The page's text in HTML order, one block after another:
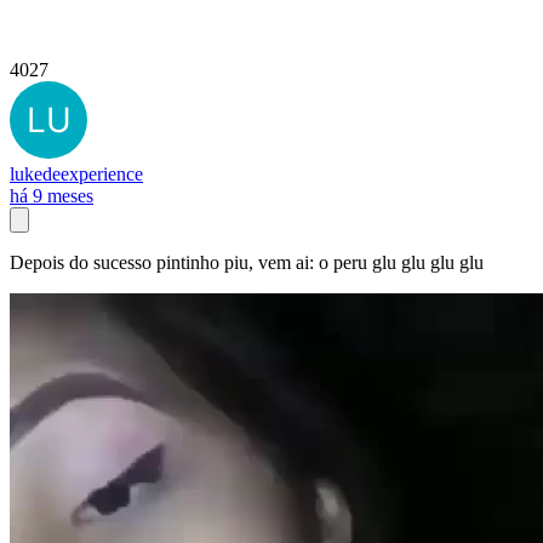
4027
lukedeexperience
há 9 meses
Depois do sucesso pintinho piu, vem ai: o peru glu glu glu glu